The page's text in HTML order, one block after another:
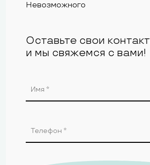
Невозможного
Оставьте свои
и мы свяжемся с вами!